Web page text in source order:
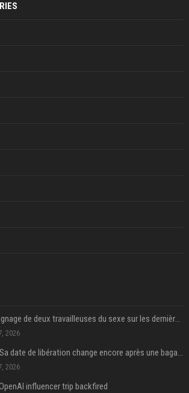
Le témoignage de deux travailleuses du sexe sur les dernières heures de Liam Payne a été dévoilé
2026
P. Diddy: Sa date de libération change encore après une bagarre
2026
influencer trip backfired